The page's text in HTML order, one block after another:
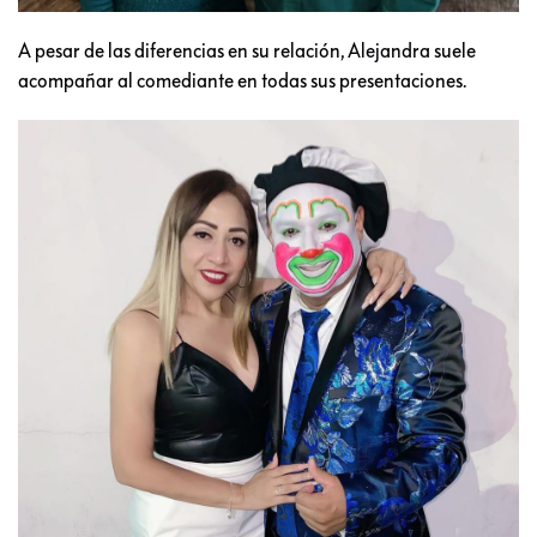
A pesar de las diferencias en su relación, Alejandra suele
acompañar al comediante en todas sus presentaciones.